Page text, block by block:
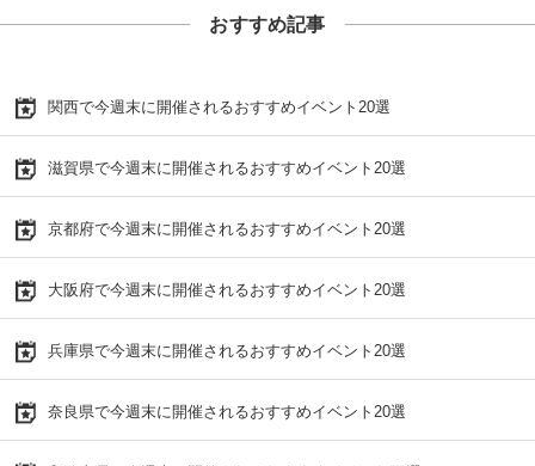
おすすめ記事
関西で今週末に開催されるおすすめイベント20選
滋賀県で今週末に開催されるおすすめイベント20選
京都府で今週末に開催されるおすすめイベント20選
大阪府で今週末に開催されるおすすめイベント20選
兵庫県で今週末に開催されるおすすめイベント20選
奈良県で今週末に開催されるおすすめイベント20選